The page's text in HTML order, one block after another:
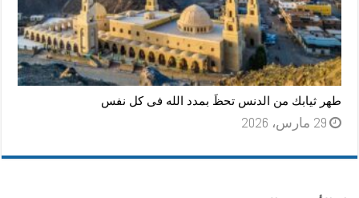
طهر ثيابك من الدنس تحظَ بمدد الله فى كل نفس
29 مارس، 2026